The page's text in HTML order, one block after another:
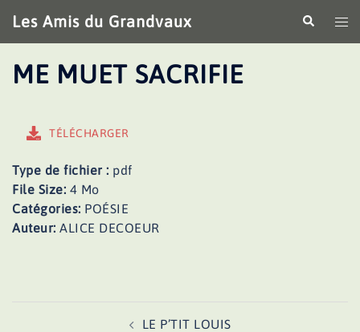
au
contenu
Les Amis du Grandvaux
le
ME MUET SACRIFIE
TÉLÉCHARGER
Type de fichier : pdf
File Size: 4 Mo
Catégories: POÉSIE
Auteur: ALICE DECOEUR
LE P’TIT LOUIS